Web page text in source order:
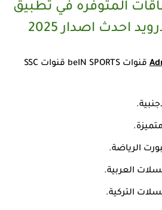
المتوفره في تطبيق
قنوات beIN SPORTS قنوات SSC
الرياضة.
العربية.
التركية.